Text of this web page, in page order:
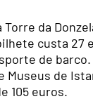
Torre da
custa 27
de barco.
Museus de
105 euros.